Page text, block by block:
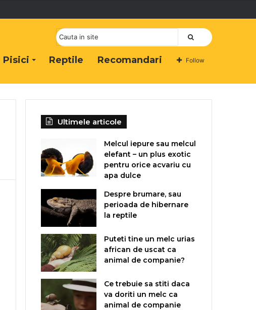
Cauta
Pisici Reptile Recomandari Follow
Ultimele articole
Melcul iepure sau melcul
elefant – un plus exotic
pentru orice acvariu cu
apa dulce
Despre brumare, sau
perioada de hibernare
la reptile
Puteti tine un melc urias
african de uscat ca
animal de companie?
Ce trebuie sa stiti daca
va doriti un melc ca
animal de companie